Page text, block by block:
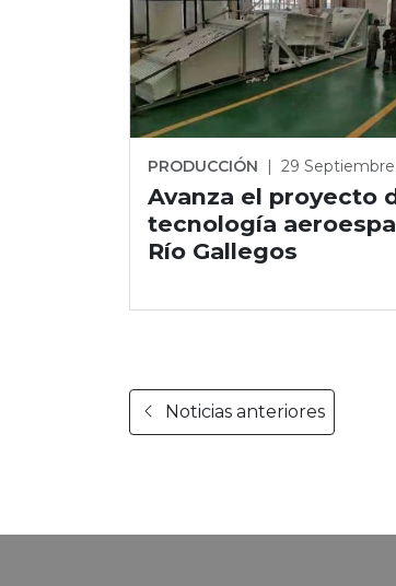
PRODUCCIÓN | 29 Septiembre
Avanza el proyecto
tecnología
Río Gallegos
Noticias anteriores